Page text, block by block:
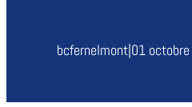
bcfernelmont|01